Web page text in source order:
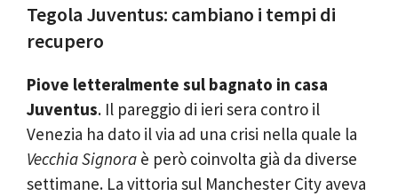
Tegola Juventus: cambiano i tempi di
recupero
Piove letteralmente sul bagnato in casa
Juventus. Il pareggio di ieri sera contro il
Venezia ha dato il via ad una crisi nella quale la
Vecchia Signora è però coinvolta già da diverse
settimane. La vittoria sul Manchester City aveva